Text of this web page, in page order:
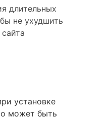
длительных
не ухудшить
установке
может быть